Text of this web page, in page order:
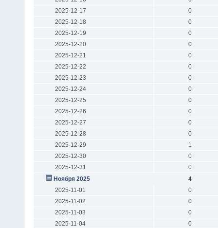
2025-12-17
0
2025-12-18
0
2025-12-19
0
2025-12-20
0
2025-12-21
0
2025-12-22
0
2025-12-23
0
2025-12-24
0
2025-12-25
0
2025-12-26
0
2025-12-27
0
2025-12-28
0
2025-12-29
1
2025-12-30
0
2025-12-31
0
Ноября 2025
4
2025-11-01
0
2025-11-02
0
2025-11-03
0
2025-11-04
0